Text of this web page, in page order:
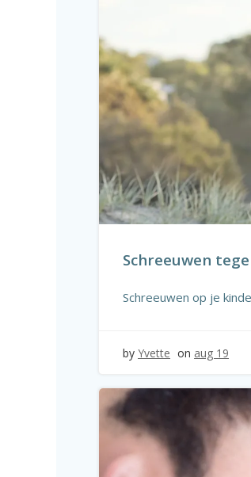
Schreeuwen
Schreeuwen op je
by Yvette on aug 19